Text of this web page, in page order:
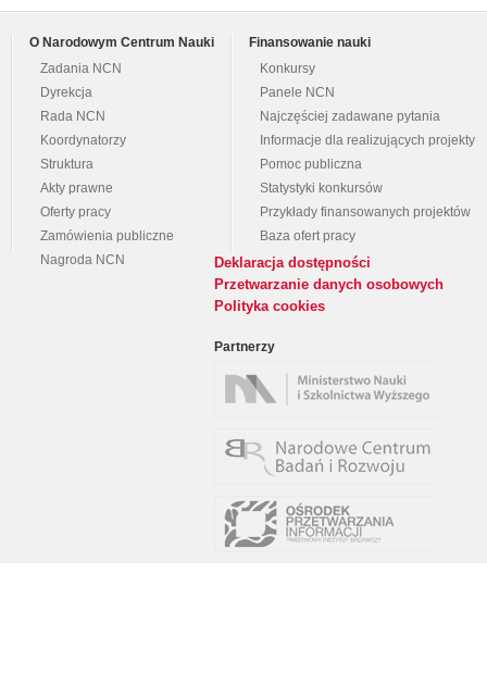
O Narodowym Centrum Nauki
Zadania NCN
Dyrekcja
Rada NCN
Koordynatorzy
Struktura
Akty prawne
Oferty pracy
Zamówienia publiczne
Nagroda NCN
Finansowanie nauki
Konkursy
Panele NCN
Najczęściej zadawane pytania
Informacje dla realizujących projekty
Pomoc publiczna
Statystyki konkursów
Przykłady finansowanych projektów
Baza ofert pracy
Deklaracja dostępności
Przetwarzanie danych osobowych
Polityka cookies
Partnerzy